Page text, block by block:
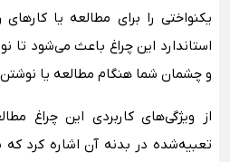
یکنواختی را برای مطالعه یا
استاندارد این چراغ باعث می‌شود
و چشمان شما هنگام مطالعه یا
از ویژگی‌های کاربردی این چراغ
تعبیه‌شده در بدنه آن اشاره کرد